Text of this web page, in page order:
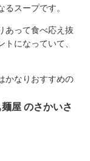
スープです。
あって食べ応え抜
になっていて、
かなりおすすめの
麺屋 のさかいさ